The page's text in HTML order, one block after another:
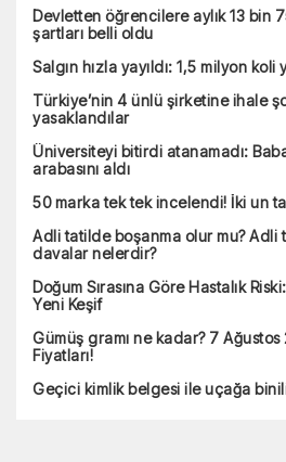
Devletten öğrencilere aylık 13 bin
şartları belli oldu
Salgın hızla yayıldı: 1,5 milyon koli
Türkiye’nin 4 ünlü şirketine ihale
yasaklandılar
Üniversiteyi bitirdi atanamadı:
arabasını aldı
50 marka tek tek incelendi! İki un
Adli tatilde boşanma olur mu?
davalar nelerdir?
Doğum Sırasına Göre Hastalık
Yeni Keşif
Gümüş gramı ne kadar? 7
Fiyatları!
Geçici kimlik belgesi ile uçağa